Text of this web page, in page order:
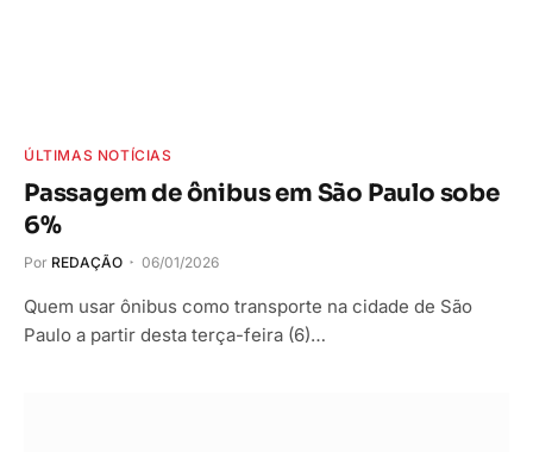
ÚLTIMAS NOTÍCIAS
Passagem de ônibus em São Paulo sobe
6%
Por REDAÇÃO 06/01/2026
Quem usar ônibus como transporte na cidade de São
Paulo a partir desta terça-feira (6)…